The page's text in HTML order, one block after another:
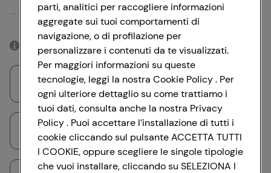
Oppure
Accedendo con il tuo account social, rimarrai connesso per 12 ore.
Accedi con Google
parti, analitici per raccogliere informazioni
aggregate sui tuoi comportamenti di
navigazione, o di profilazione per
personalizzare i contenuti da te visualizzati.
Per maggiori informazioni su queste
tecnologie, leggi la nostra Cookie Policy . Per
ogni ulteriore dettaglio su come trattiamo i
tuoi dati, consulta anche la nostra Privacy
Policy . Puoi accettare l’installazione di tutti i
cookie cliccando sul pulsante ACCETTA TUTTI
I COOKIE, oppure scegliere le singole tipologie
che vuoi installare, cliccando su SELEZIONA I